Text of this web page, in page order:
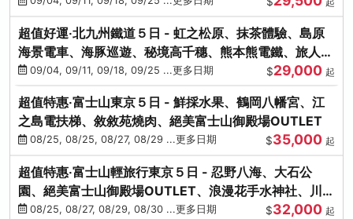
超值好運‧北九州鐵道５日 - 虹之松原、抹茶體驗、島原
海景電車、海豚巡遊、秘境高千穗、熊本熊電鐵、旅人觀
光列車-台中出發
09/04, 09/11, 09/18, 09/25 ...更多日期 $29,000 起
超值特惠‧富士山東京５日 - 鮮採水果、鶴岡八幡宮、江
之島電扶梯、敘敘苑燒肉、絕美富士山御殿場OUTLET
08/25, 08/25, 08/27, 08/29 ...更多日期 $35,000 起
超值特惠‧富士山輕旅行東京５日 - 忍野八海、大石公
園、絕美富士山御殿場OUTLET、浪漫花手水神社、川越
小江戶
08/25, 08/27, 08/29, 08/30 ...更多日期 $32,000 起